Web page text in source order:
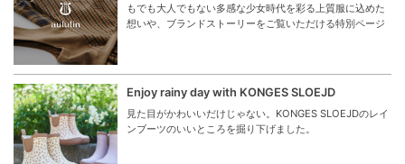
もでも大人でもない多感な少女時代を彩る上質服に込めた
想いや、ブランドストーリーをご覧いただける特別ページ
Enjoy rainy day with KONGES SLOEJD
見た目がかわいいだけじゃない。KONGES SLOEJDのレイ
ンブーツのいいところを掘り下げました。